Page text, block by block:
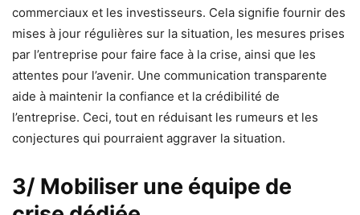
commerciaux et les investisseurs. Cela signifie fournir des
mises à jour régulières sur la situation, les mesures prises
par l’entreprise pour faire face à la crise, ainsi que les
attentes pour l’avenir. Une communication transparente
aide à maintenir la confiance et la crédibilité de
l’entreprise. Ceci, tout en réduisant les rumeurs et les
conjectures qui pourraient aggraver la situation.
3/ Mobiliser une équipe de